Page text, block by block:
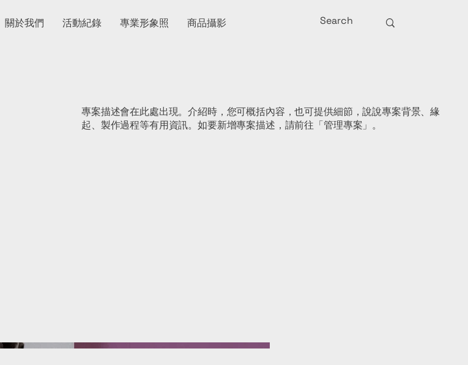
關於我們 活動紀錄 專業形象照 商品攝影
專案描述會在此處出現。介紹時，您可概括內容，也可提供細節，說說專案背景、緣
起、製作過程等有用資訊。如要新增專案描述，請前往「管理專案」。